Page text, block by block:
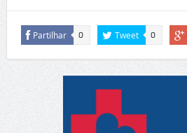
Partilhar 0 Tweet 0